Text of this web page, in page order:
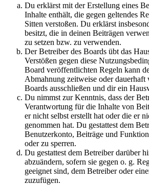
Du erklärst mit der Erstellung eines
Inhalte enthält, die gegen geltendes
Sitten verstoßen. Du erklärst
besitzt, die in deinen Beiträgen
zu setzen bzw. zu verwenden.
Der Betreiber des Boards übt das
Verstößen gegen diese
Board veröffentlichten Regeln kann
Abmahnung zeitweise oder dauerhaft
Boards ausschließen und dir ein
Du nimmst zur Kenntnis, dass der
Verantwortung für die Inhalte von
er nicht selbst erstellt hat oder die er
genommen hat. Du gestattest dem
Benutzerkonto, Beiträge und
oder zu sperren.
Du gestattest dem Betreiber darüber
abzuändern, sofern sie gegen o. g.
geeignet sind, dem Betreiber oder
zuzufügen.